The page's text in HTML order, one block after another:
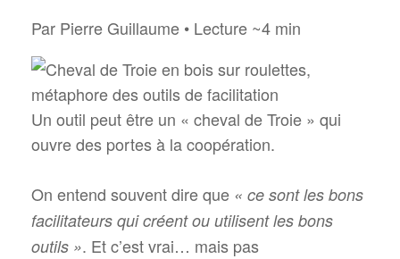
Par Pierre Guillaume • Lecture ~4 min
Un outil peut être un « cheval de Troie » qui
ouvre des portes à la coopération.
On entend souvent dire que « ce sont les bons
facilitateurs qui créent ou utilisent les bons
outils ». Et c’est vrai… mais pas